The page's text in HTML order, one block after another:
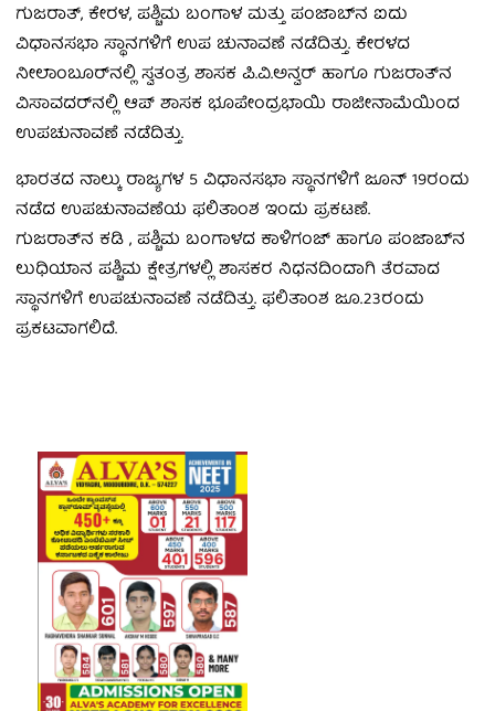
ಗುಜರಾತ್, ಕೇರಳ, ಪಶ್ಚಿಮ ಬಂಗಾಳ ಮತ್ತು ಪಂಜಾಬ್‌ನ ಐದು
ವಿಧಾನಸಭಾ ಸ್ಥಾನಗಳಿಗೆ ಉಪ ಚುನಾವಣೆ ನಡೆದಿತ್ತು. ಕೇರಳದ
ನೀಲಾಂಬೂರ್‌ನಲ್ಲಿ ಸ್ವತಂತ್ರ ಶಾಸಕ ಪಿ.ವಿ.ಅನ್ವರ್‌ ಹಾಗೂ ಗುಜರಾತ್‌ನ
ವಿಸಾವದರ್‌ನಲ್ಲಿ ಆಪ್‌ ಶಾಸಕ ಭೂಪೇಂದ್ರ­ಭಾಯಿ ರಾಜೀನಾಮೆಯಿಂದ
ಉಪಚುನಾವಣೆ ನಡೆದಿತ್ತು.
ಭಾರತದ ನಾಲ್ಕು ರಾಜ್ಯಗಳ 5 ವಿಧಾನಸಭಾ ಸ್ಥಾನಗಳಿಗೆ ಜೂನ್ 19ರಂದು
ನಡೆದ ಉಪಚುನಾವಣೆಯ ಫಲಿತಾಂಶ ಇಂದು ಪ್ರಕಟಣೆ.
ಗುಜರಾತ್‌ನ ಕಡಿ , ಪಶ್ಚಿಮ ಬಂಗಾಳದ ಕಾಳಿಗಂಜ್‌ ಹಾಗೂ ಪಂಜಾಬ್‌ನ
ಲುಧಿಯಾನ ಪಶ್ಚಿಮ ಕ್ಷೇತ್ರಗಳಲ್ಲಿ ಶಾಸ­ಕರ ನಿಧನದಿಂದಾಗಿ ತೆರವಾದ
ಸ್ಥಾನಗಳಿಗೆ ಉಪಚುನಾವಣೆ ನಡೆದಿತ್ತು. ಫ‌ಲಿತಾಂಶ ಜೂ.23ರಂದು
ಪ್ರಕಟವಾಗಲಿದೆ.